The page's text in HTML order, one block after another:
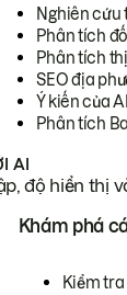
Nghiên cứu
Phân tích
Phân tích
SEO địa
Ý kiến của
Phân tích
AI
độ hiển thị
Khám phá
Kiểm